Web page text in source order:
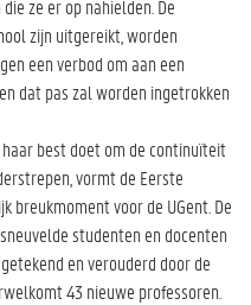
ze er op nahielden. De
zijn uitgereikt, worden
een verbod om aan een
dat pas zal worden ingetrokken
best doet om de continuïteit
vormt de Eerste
breukmoment voor de UGent. De
studenten en docenten
en verouderd door de
43 nieuwe professoren.